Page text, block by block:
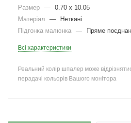
Размер — 0.70 x 10.05
Матеріал
—
Неткані
Підгонка малюнка — Пряме
Всі характеристики
Реальний колір шпалер може
перадачі кольорів Вашого монітора